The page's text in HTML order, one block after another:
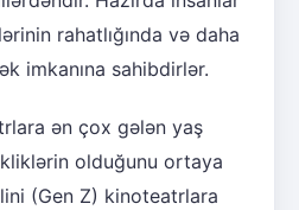
rahatlığında və daha
imkanına sahibdirlər.
ən çox gələn yaş
olduğunu ortaya
(Gen Z) kinoteatrlara